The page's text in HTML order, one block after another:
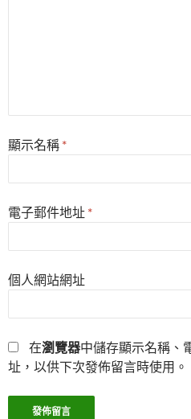
顯示名稱 *
電子郵件地址 *
個人網站網址
在瀏覽器中儲存顯示名稱、
址，以供下次發佈留言時使用。